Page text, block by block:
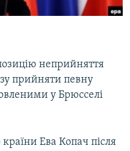
неприйняття
прийняти певну
у Брюсселі
Ева Копач після